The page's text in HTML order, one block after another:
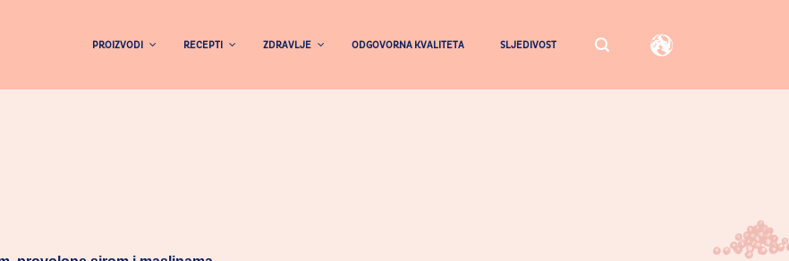
PROIZVODI RECEPTI ZDRAVLJE ODGOVORNA KVALITETA SLJEDIVOST